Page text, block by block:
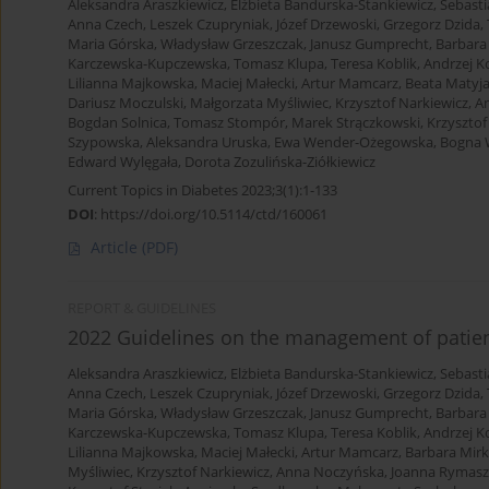
Aleksandra Araszkiewicz, Elżbieta Bandurska-Stankiewicz,
Anna Czech, Leszek Czupryniak, Józef Drzewoski, Grzegorz Dzida,
Maria Górska, Władysław Grzeszczak, Janusz Gumprecht,
Karczewska-Kupczewska, Tomasz Klupa, Teresa Koblik, Andrzej
Lilianna Majkowska, Maciej Małecki, Artur Mamcarz, Beata
Dariusz Moczulski, Małgorzata Myśliwiec, Krzysztof Narkiewicz,
Bogdan Solnica, Tomasz Stompór, Marek Strączkowski,
Szypowska, Aleksandra Uruska, Ewa Wender-Ożegowska, Bogna
Edward Wylęgała, Dorota Zozulińska-Ziółkiewicz
Current Topics in Diabetes 2023;3(1):1-133
DOI: https://doi.org/10.5114/ctd/160061
Article (PDF)
2022 Guidelines on the management of
Aleksandra Araszkiewicz, Elżbieta Bandurska-Stankiewicz,
Anna Czech, Leszek Czupryniak, Józef Drzewoski, Grzegorz Dzida,
Maria Górska, Władysław Grzeszczak, Janusz Gumprecht,
Karczewska-Kupczewska, Tomasz Klupa, Teresa Koblik, Andrzej
Lilianna Majkowska, Maciej Małecki, Artur Mamcarz, Barbara
Myśliwiec, Krzysztof Narkiewicz, Anna Noczyńska, Joanna